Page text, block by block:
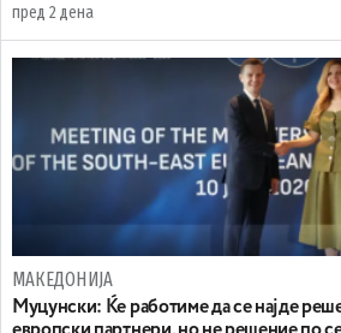
пред 2 дена
МАКЕДОНИЈА
Муцунски: Ќе работиме да се најде